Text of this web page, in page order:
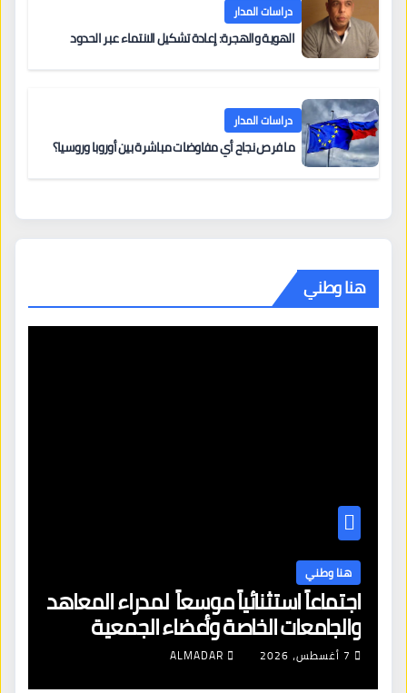
دراسات المدار
الهوية والهجرة: إعادة تشكيل الانتماء عبر الحدود
دراسات المدار
ما فرص نجاح أي مفاوضات مباشرة بين أوروبا وروسيا؟
هنا وطني
هنا وطني
اجتماعاً استثنائياً موسعاً لمدراء المعاهد
والجامعات الخاصة وأعضاء الجمعية
العمومية للنقابة العامة لمؤسسات
التعليم والتدريب الخاص في ليبيا
7 أغسطس، 2026 ALMADAR